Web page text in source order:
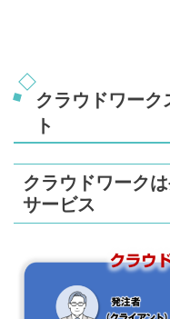
クラウドワーク
ト
クラウドワーク
サービス